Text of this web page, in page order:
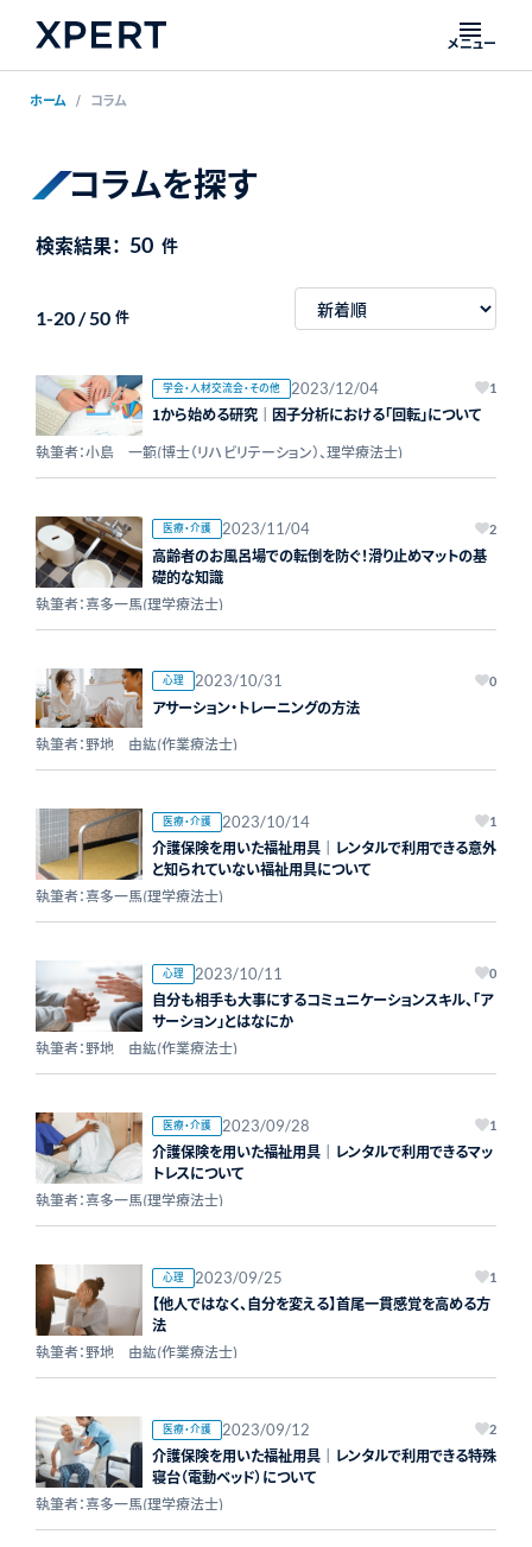
メニュー
ホーム コラム
コラムを探す
検索結果： 50 件
1-20 / 50 件
学会・人材交流会・その他 2023/12/04 1
1から始める研究｜因子分析における「回転」について
執筆者：小島 一範(博士（リハビリテーション）、理学療法士)
医療・介護 2023/11/04 2
高齢者のお風呂場での転倒を防ぐ！滑り止めマットの基
礎的な知識
執筆者：喜多一馬(理学療法士)
心理 2023/10/31 0
アサーション・トレーニングの方法
執筆者：野地 由紘(作業療法士)
医療・介護 2023/10/14 1
介護保険を用いた福祉用具｜レンタルで利用できる意外
と知られていない福祉用具について
執筆者：喜多一馬(理学療法士)
心理 2023/10/11 0
自分も相手も大事にするコミュニケーションスキル、「ア
サーション」とはなにか
執筆者：野地 由紘(作業療法士)
医療・介護 2023/09/28 1
介護保険を用いた福祉用具｜レンタルで利用できるマッ
トレスについて
執筆者：喜多一馬(理学療法士)
心理 2023/09/25 1
【他人ではなく、自分を変える】首尾一貫感覚を高める方
法
執筆者：野地 由紘(作業療法士)
医療・介護 2023/09/12 2
介護保険を用いた福祉用具｜レンタルで利用できる特殊
寝台（電動ベッド）について
執筆者：喜多一馬(理学療法士)